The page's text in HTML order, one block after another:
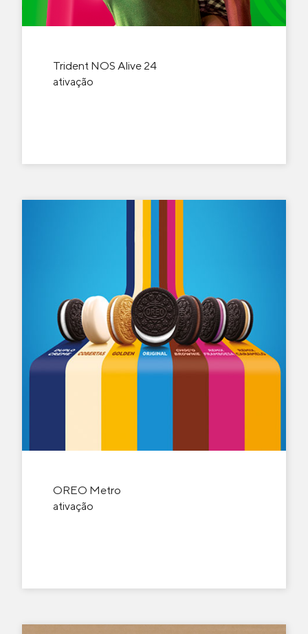
Trident NOS Alive 24
ativação
OREO Metro
ativação